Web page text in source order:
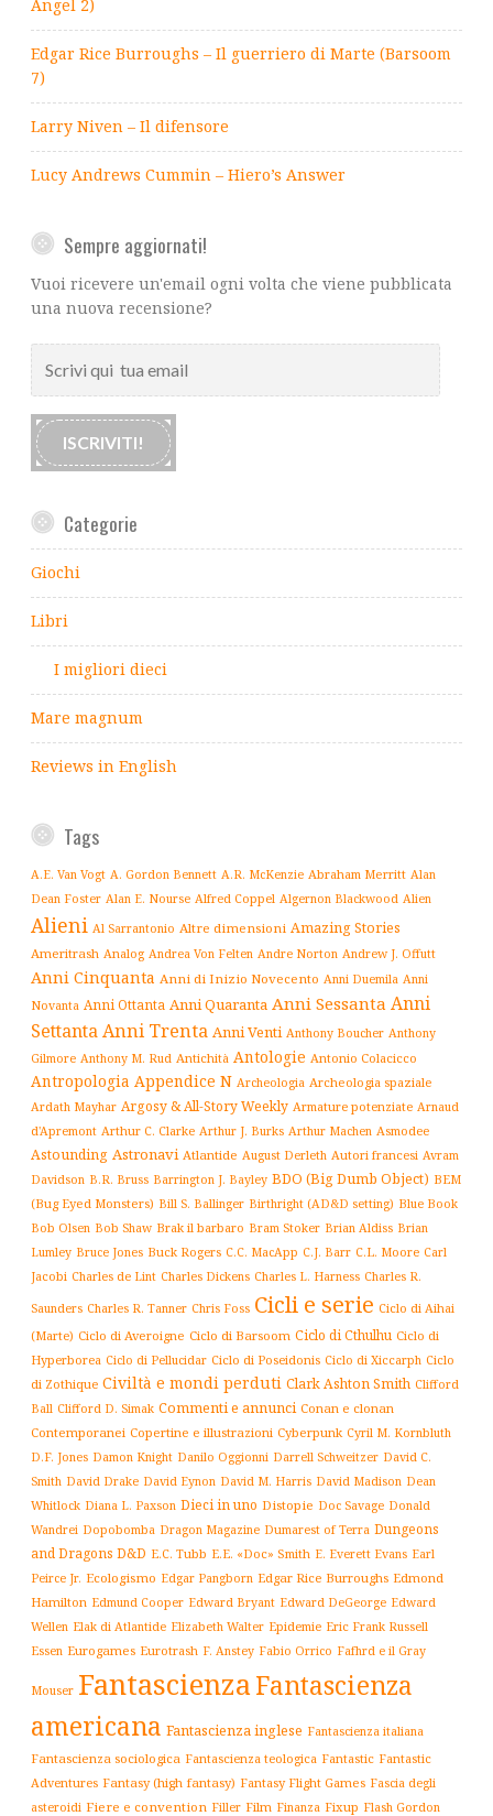
Angel 2)
Edgar Rice Burroughs – Il guerriero di Marte (Barsoom
7)
Larry Niven – Il difensore
Lucy Andrews Cummin – Hiero’s Answer
Sempre aggiornati!
Vuoi ricevere un'email ogni volta che viene pubblicata
una nuova recensione?
qui
tua
email
ISCRIVITI!
Categorie
Giochi
Libri
I migliori dieci
Mare magnum
Reviews in English
Tags
A.E. Van Vogt A. Gordon Bennett A.R. McKenzie Abraham Merritt Alan
Dean Foster Alan E. Nourse Alfred Coppel Algernon Blackwood Alien
Alieni Al Sarrantonio Altre dimensioni Amazing Stories
Ameritrash Analog Andrea Von Felten Andre Norton Andrew J. Offutt
Anni Cinquanta Anni di Inizio Novecento Anni Duemila Anni
Novanta Anni Ottanta Anni Quaranta Anni Sessanta Anni
SettantaAnni Trenta Anni Venti Anthony Boucher Anthony
Gilmore Anthony M. Rud Antichità Antologie Antonio Colacicco
Antropologia Appendice N Archeologia Archeologia spaziale
Ardath Mayhar Argosy & All-Story Weekly Armature potenziate Arnaud
d'Apremont Arthur C. Clarke Arthur J. Burks Arthur Machen Asmodee
Astounding Astronavi Atlantide August Derleth Autori francesi Avram
Davidson B.R. Bruss Barrington J. Bayley BDO (Big Dumb Object) BEM
(Bug Eyed Monsters) Bill S. Ballinger Birthright (AD&D setting) Blue Book
Bob Olsen Bob Shaw Brak il barbaro Bram Stoker Brian Aldiss Brian
Lumley Bruce Jones Buck Rogers C.C. MacApp C.J. Barr C.L. Moore Carl
Jacobi Charles de Lint Charles Dickens Charles L. Harness Charles R.
Saunders Charles R. Tanner Chris Foss Cicli e serie Ciclo di Aihai
(Marte) Ciclo di Averoigne Ciclo di Barsoom Ciclo di Cthulhu Ciclo di
Hyperborea Ciclo di Pellucidar Ciclo di Poseidonis Ciclo di Xiccarph Ciclo
di Zothique Civiltà e mondi perduti Clark Ashton Smith Clifford
Ball Clifford D. Simak Commenti e annunci Conan e clonan
Contemporanei Copertine e illustrazioni Cyberpunk Cyril M. Kornbluth
D.F. Jones Damon Knight Danilo Oggionni Darrell Schweitzer David C.
Smith David Drake David Eynon David M. Harris David Madison Dean
Whitlock Diana L. Paxson Dieci in uno Distopie Doc Savage Donald
Wandrei Dopobomba Dragon Magazine Dumarest of Terra Dungeons
and Dragons D&D E.C. Tubb E.E. «Doc» Smith E. Everett Evans Earl
Peirce Jr. Ecologismo Edgar Pangborn Edgar Rice Burroughs Edmond
Hamilton Edmund Cooper Edward Bryant Edward DeGeorge Edward
Wellen Elak di Atlantide Elizabeth Walter Epidemie Eric Frank Russell
Essen Eurogames Eurotrash F. Anstey Fabio Orrico Fafhrd e il Gray
Mouser FantascienzaFantascienza
americana Fantascienza inglese Fantascienza italiana
Fantascienza sociologica Fantascienza teologica Fantastic Fantastic
Adventures Fantasy (high fantasy) Fantasy Flight Games Fascia degli
asteroidi Fiere e convention Filler Film Finanza Fixup Flash Gordon